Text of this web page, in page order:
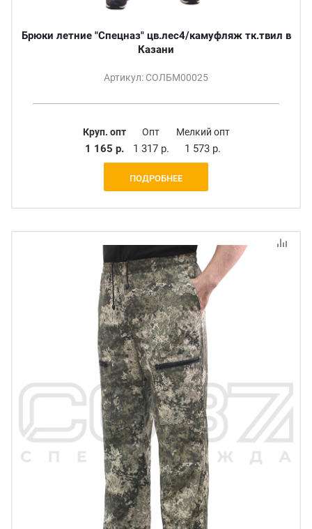
Брюки летние "Спецназ" цв.лес4/камуфляж тк.твил в
Казани
Артикул: СОЛБМ00025
Круп. опт
1 165 р.
Опт
1 317 р.
Мелкий опт
1 573 р.
ПОДРОБНЕЕ